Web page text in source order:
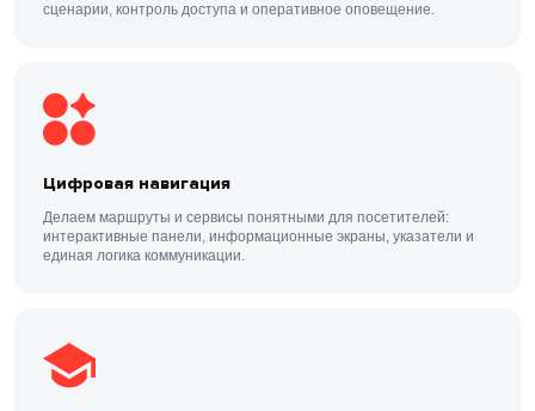
сценарии, контроль доступа и оперативное оповещение.
Цифровая навигация
Делаем маршруты и сервисы понятными для посетителей:
интерактивные панели, информационные экраны, указатели и
единая логика коммуникации.